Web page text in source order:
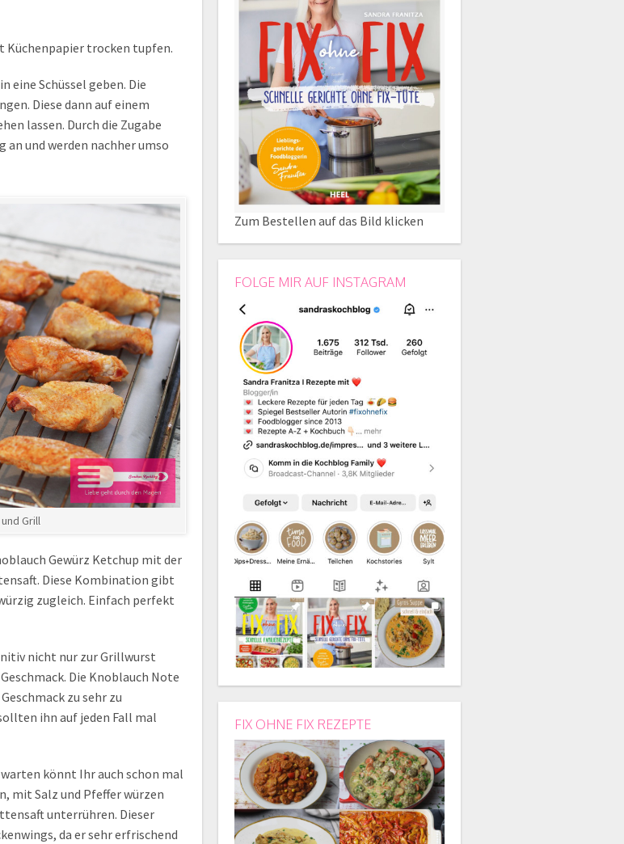
Küchenpapier trocken tupfen.
eine Schüssel geben. Die
Diese dann auf einem
lassen. Durch die Zugabe
an und werden nachher umso
Grill
Gewürz Ketchup mit der
Diese Kombination gibt
zugleich. Einfach perfekt
nicht nur zur Grillwurst
Die Knoblauch Note
zu sehr zu
ihn auf jeden Fall mal
könnt Ihr auch schon mal
mit Salz und Pfeffer würzen
unterrühren. Dieser
da er sehr erfrischend
Zum Bestellen auf das Bild klicken
FOLGE MIR AUF INSTAGRAM
FIX OHNE FIX REZEPTE